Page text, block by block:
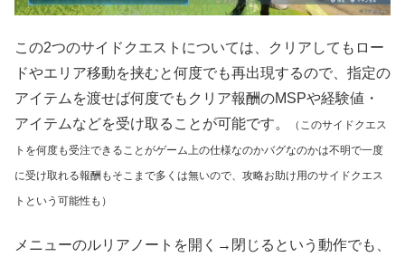
この2つのサイドクエストについては、クリアしてもロー
ドやエリア移動を挟むと何度でも再出現するので、指定の
アイテムを渡せば何度でもクリア報酬のMSPや経験値・
アイテムなどを受け取ることが可能です。
（このサイドクエス
トを何度も受注できることがゲーム上の仕様なのかバグなのかは不明で一度
に受け取れる報酬もそこまで多くは無いので、 攻略お助け用のサイドクエス
トという可能性も）
メニューのルリアノートを開く→閉じるという動作でも、